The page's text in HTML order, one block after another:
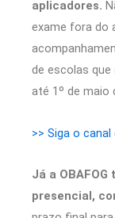
aplicadores.
exame fora do
de escolas
até 1º de maio
>> Siga o canal
Já a
presencial,